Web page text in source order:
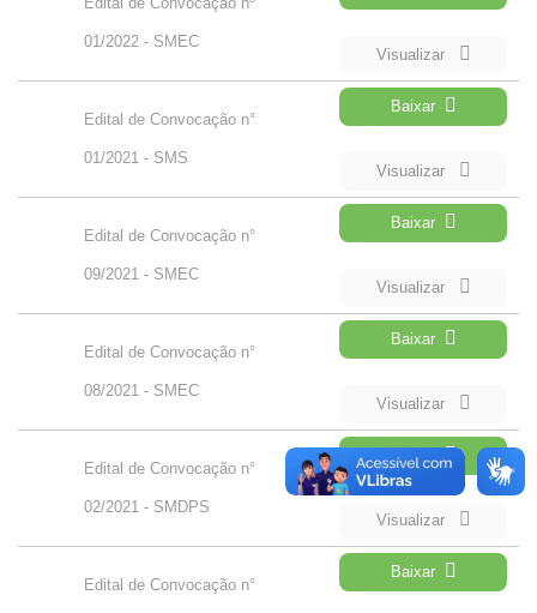
01/2022 - SMEC
Visualizar
Edital de Convocação n°
01/2021 - SMS
Baixar
Visualizar
Edital de Convocação n°
09/2021 - SMEC
Baixar
Visualizar
Edital de Convocação n°
08/2021 - SMEC
Baixar
Visualizar
Edital de Convocação n°
02/2021 - SMDPS
Baixar
Visualizar
Edital de Convocação n°
Baixar